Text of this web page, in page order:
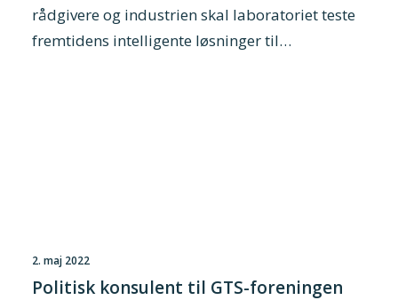
rådgivere og industrien skal laboratoriet teste
fremtidens intelligente løsninger til…
2. maj 2022
Politisk konsulent til GTS-foreningen